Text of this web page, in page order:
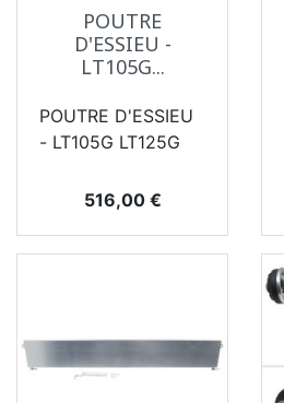
POUTRE
D'ESSIEU -
LT105G...
POUTRE D'ESSIEU
- LT105G LT125G
Prix
516,00 €